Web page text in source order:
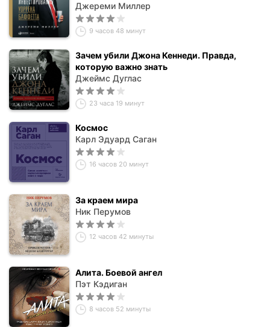
Джереми Миллер
9 часов 48 минут
Зачем убили Джона Кеннеди. Правда,
которую важно знать
Джеймс Дуглас
23 часа 19 минут
Космос
Карл Эдуард Саган
16 часов 20 минут
За краем мира
Ник Перумов
12 часов 42 минуты
Алита. Боевой ангел
Пэт Кэдиган
8 часов 52 минуты